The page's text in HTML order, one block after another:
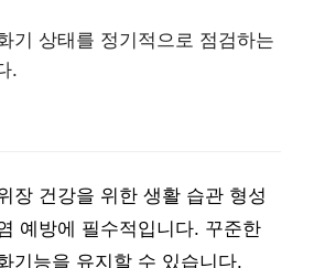
기 상태를 정기적으로 점검하는
.
장 건강을 위한 생활 습관 형성
예방에 필수적입니다. 꾸준한
기능을 유지할 수 있습니다.